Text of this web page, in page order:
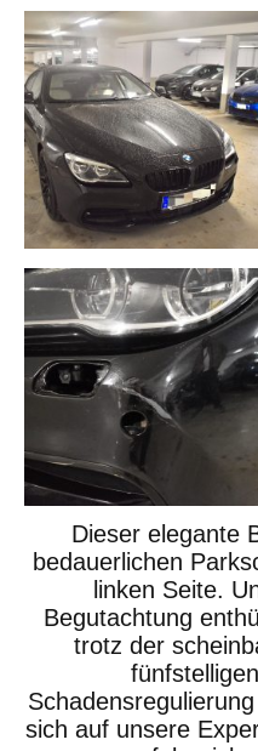
Dieser elegante
bedauerlichen
linken Seite.
Begutachtung
trotz der
sich auf unsere